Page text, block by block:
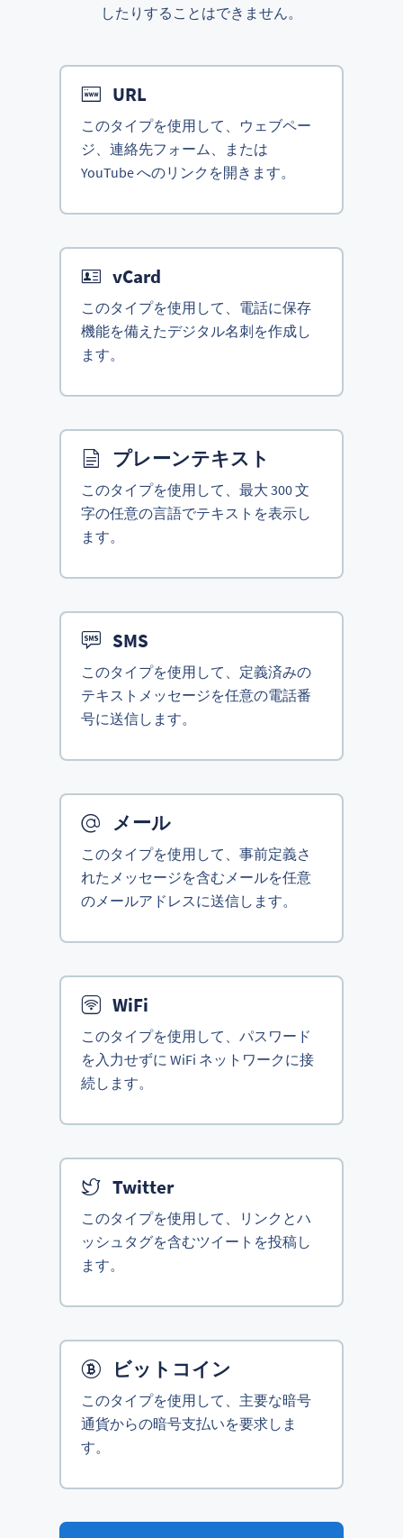
したりすることはできません。
URL
このタイプを使用して、ウェブペー
ジ、連絡先フォーム、または
YouTube へのリンクを開きます。
vCard
このタイプを使用して、電話に保存
機能を備えたデジタル名刺を作成し
ます。
プレーンテキスト
このタイプを使用して、最大 300 文
字の任意の言語でテキストを表示し
ます。
SMS
このタイプを使用して、定義済みの
テキストメッセージを任意の電話番
号に送信します。
メール
このタイプを使用して、事前定義さ
れたメッセージを含むメールを任意
のメールアドレスに送信します。
WiFi
このタイプを使用して、パスワード
を入力せずに WiFi ネットワークに接
続します。
Twitter
このタイプを使用して、リンクとハ
ッシュタグを含むツイートを投稿し
ます。
ビットコイン
このタイプを使用して、主要な暗号
通貨からの暗号支払いを要求しま
す。